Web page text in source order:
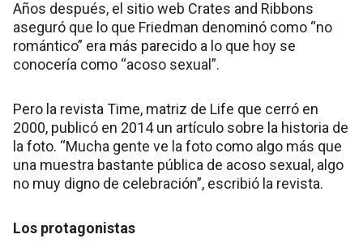
Años después, el sitio web Crates and Ribbons
aseguró que lo que Friedman denominó como “no
romántico” era más parecido a lo que hoy se
conocería como “acoso sexual”.
Pero la revista Time, matriz de Life que cerró en
2000, publicó en 2014 un artículo sobre la historia de
la foto. “Mucha gente ve la foto como algo más que
una muestra bastante pública de acoso sexual, algo
no muy digno de celebración”, escribió la revista.
Los protagonistas